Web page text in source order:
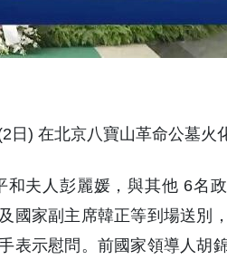
) 在北京八寶山革命公墓火
夫人彭麗媛，與其他 6名
國家副主席韓正等到場送別
表示慰問。前國家領導人胡